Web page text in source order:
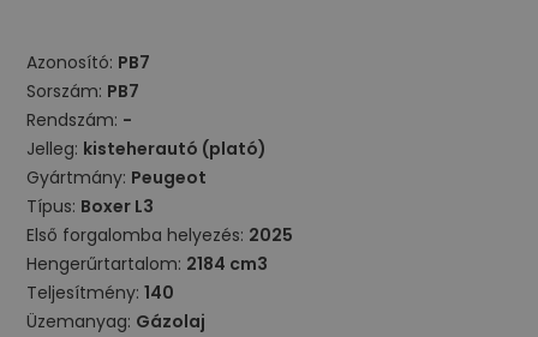
Azonosító: PB7
Sorszám: PB7
Rendszám: -
Jelleg: kisteherautó (plató)
Gyártmány: Peugeot
Típus: Boxer L3
Első forgalomba helyezés: 2025
Hengerűrtartalom: 2184 cm3
Teljesítmény:140
Üzemanyag: Gázolaj